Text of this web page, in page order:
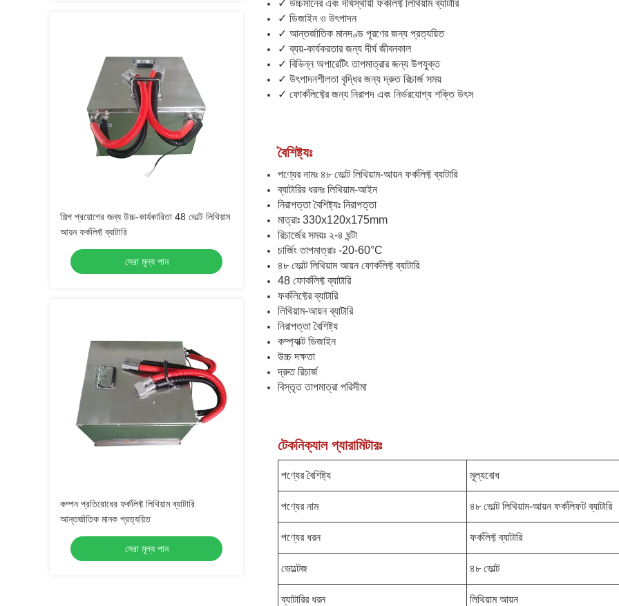
শিল্প প্রয়োগের জন্য উচ্চ-কার্যকারিতা 48 ভোল্ট লিথিয়াম
আয়ন ফর্কলিফ্ট ব্যাটারি
সেরা মূল্য পান
কম্পন প্রতিরোধের ফর্কলিফ্ট লিথিয়াম ব্যাটারি
আন্তর্জাতিক মানক প্রত্যয়িত
সেরা মূল্য পান
✓ উচ্চমানের এবং দীর্ঘস্থায়ী ফর্কলিফ্ট লিথিয়াম ব্যাটারি
✓ ডিজাইন ও উৎপাদন
✓ আন্তর্জাতিক মানদণ্ড পূরণের জন্য প্রত্যয়িত
✓ ব্যয়-কার্যকরতার জন্য দীর্ঘ জীবনকাল
✓ বিভিন্ন অপারেটিং তাপমাত্রার জন্য উপযুক্ত
✓ উৎপাদনশীলতা বৃদ্ধির জন্য দ্রুত রিচার্জ সময়
✓ ফোর্কলিফ্টের জন্য নিরাপদ এবং নির্ভরযোগ্য শক্তি উৎস
বৈশিষ্ট্যঃ
পণ্যের নামঃ ৪৮ ভোল্ট লিথিয়াম-আয়ন ফর্কলিফ্ট ব্যাটারি
ব্যাটারির ধরনঃ লিথিয়াম-আইন
নিরাপত্তা বৈশিষ্ট্যঃ নিরাপত্তা
মাত্রাঃ 330x120x175mm
রিচার্জের সময়ঃ ২-৪ ঘন্টা
চার্জিং তাপমাত্রাঃ -20-60°C
৪৮ ভোল্ট লিথিয়াম আয়ন ফোর্কলিফ্ট ব্যাটারি
48 ফোর্কলিফ্ট ব্যাটারি
ফর্কলিফ্টের ব্যাটারি
লিথিয়াম-আয়ন ব্যাটারি
নিরাপত্তা বৈশিষ্ট্য
কম্প্যাক্ট ডিজাইন
উচ্চ দক্ষতা
দ্রুত রিচার্জ
বিস্তৃত তাপমাত্রা পরিসীমা
টেকনিক্যাল প্যারামিটারঃ
পণ্যের বৈশিষ্ট্য মূল্যবোধ
পণ্যের নাম ৪৮ ভোল্ট লিথিয়াম-আয়ন ফর্কলিফট ব্যাটারি
পণ্যের ধরন ফর্কলিফ্ট ব্যাটারি
ভোল্টেজ ৪৮ ভোল্ট
ব্যাটারির ধরন লিথিয়াম আয়ন